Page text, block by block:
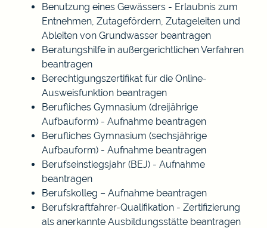
Benutzung eines Gewässers - Erlaubnis zum
Entnehmen, Zutagefördern, Zutageleiten und
Ableiten von Grundwasser beantragen
Beratungshilfe in außergerichtlichen Verfahren
beantragen
Berechtigungszertifikat für die Online-
Ausweisfunktion beantragen
Berufliches Gymnasium (dreijährige
Aufbauform) - Aufnahme beantragen
Berufliches Gymnasium (sechsjährige
Aufbauform) - Aufnahme beantragen
Berufseinstiegsjahr (BEJ) - Aufnahme
beantragen
Berufskolleg – Aufnahme beantragen
Berufskraftfahrer-Qualifikation - Zertifizierung
als anerkannte Ausbildungsstätte beantragen